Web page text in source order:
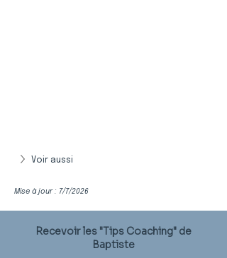
Voir aussi
Mise à jour : 7/7/2026
Recevoir les "Tips Coaching" de
Baptiste